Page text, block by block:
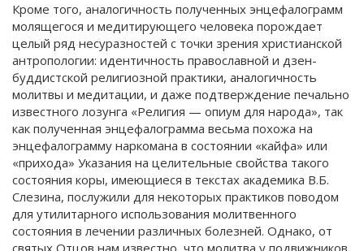
Кроме того, аналогичность полученных энцефалограмм
молящегося и медитирующего человека порождает
целый ряд несуразностей с точки зрения христианской
антропологии: идентичность православной и дзен-
буддистской религиозной практики, аналогичность
молитвы и медитации, и даже подтверждение печально
известного лозунга «Религия — опиум для народа», так
как полученная энцефалограмма весьма похожа на
энцефалограмму наркомана в состоянии «кайфа» или
«прихода» Указания на целительные свойства такого
состояния коры, имеющиеся в текстах академика В.Б.
Слезина, послужили для некоторых практиков поводом
для утилитарного использования молитвенного
состояния в лечении различных болезней. Однако, от
святых Отцов нам известно, что молитва у подвижников